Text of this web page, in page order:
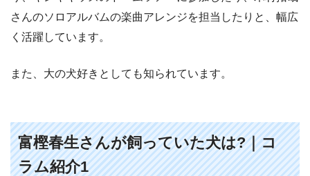
さんのソロアルバムの楽曲アレンジを担当したりと、幅広
く活躍しています。
また、大の犬好きとしても知られています。
富樫春生さんが飼っていた犬は?｜コ
ラム紹介1